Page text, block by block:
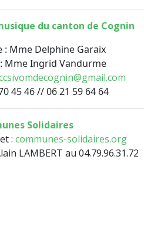
du canton de Cognin
: Mme Delphine Garaix
Mme Ingrid Vandurme
45 46 // 06 21 59 64 64
Solidaires
: communes-solidaires.org
LAMBERT au 04.79.96.31.72